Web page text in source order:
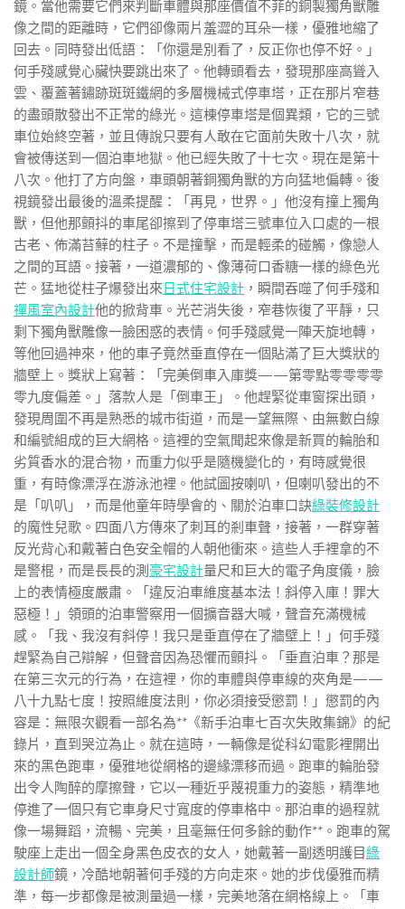
鏡。當他需要它們來判斷車體與那座價值不菲的銅製獨角獸雕
像之間的距離時，它們卻像兩片羞澀的耳朵一樣，優雅地縮了
回去。同時發出低語：「你還是別看了，反正你也停不好。」
何手殘感覺心臟快要跳出來了。他轉頭看去，發現那座高聳入
雲、覆蓋著鏽跡斑斑鐵網的多層機械式停車塔，正在那片窄巷
的盡頭散發出不正常的綠光。這棟停車塔是個異類，它的三號
車位始終空著，並且傳說只要有人敢在它面前失敗十八次，就
會被傳送到一個泊車地獄。他已經失敗了十七次。現在是第十
八次。他打了方向盤，車頭朝著銅獨角獸的方向猛地偏轉。後
視鏡發出最後的溫柔提醒：「再見，世界。」他沒有撞上獨角
獸，但他那顫抖的車尾卻擦到了停車塔三號車位入口處的一根
古老、佈滿苔蘚的柱子。不是撞擊，而是輕柔的碰觸，像戀人
之間的耳語。接著，一道濃郁的、像薄荷口香糖一樣的綠色光
芒。猛地從柱子爆發出來 日式住宅設計 ，瞬間吞噬了何手殘和
禪風室內設計他的掀背車。光芒消失後，窄巷恢復了平靜，只
剩下獨角獸雕像一臉困惑的表情。何手殘感覺一陣天旋地轉，
等他回過神來，他的車子竟然垂直停在一個貼滿了巨大獎狀的
牆壁上。獎狀上寫著：「完美倒車入庫獎——第零點零零零零
零九度偏差。」落款人是「倒車王」。他趕緊從車窗探出頭，
發現周圍不再是熟悉的城市街道，而是一望無際、由無數白線
和編號組成的巨大網格。這裡的空氣聞起來像是新買的輪胎和
劣質香水的混合物，而重力似乎是隨機變化的，有時感覺很
重，有時像漂浮在游泳池裡。他試圖按喇叭，但喇叭發出的不
是「叭叭」，而是他童年時學會的、關於泊車口訣綠裝修設計
的魔性兒歌。四面八方傳來了刺耳的剎車聲，接著，一群穿著
反光背心和戴著白色安全帽的人朝他衝來。這些人手裡拿的不
是警棍，而是長長的測豪宅設計量尺和巨大的電子角度儀，臉
上的表情極度嚴肅。「違反泊車維度基本法！斜停入庫！罪大
惡極！」領頭的泊車警察用一個擴音器大喊，聲音充滿機械
感。「我、我沒有斜停！我只是垂直停在了牆壁上！」何手殘
趕緊為自己辯解，但聲音因為恐懼而顫抖。「垂直泊車？那是
在第三次元的行為，在這裡，你的車體與停車線的夾角是——
八十九點七度！按照維度法則，你必須接受懲罰！」懲罰的內
容是：無限次觀看一部名為**《新手泊車七百次失敗集錦》的紀
錄片，直到哭泣為止。就在這時，一輛像是從科幻電影裡開出
來的黑色跑車，優雅地從網格的邊緣漂移而過。跑車的輪胎發
出令人陶醉的摩擦聲，它以一種近乎蔑視重力的姿態，精準地
停進了一個只有它車身尺寸寬度的停車格中。那泊車的過程就
像一場舞蹈，流暢、完美，且毫無任何多餘的動作**。跑車的駕
駛座上走出一個全身黑色皮衣的女人，她戴著一副透明護目綠
設計師鏡，冷酷地朝著何手殘的方向走來。她的步伐優雅而精
準，每一步都像是被測量過一樣，完美地落在網格線上。「車